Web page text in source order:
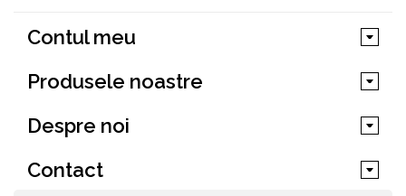
Contul meu
Produsele noastre
Despre noi
Contact